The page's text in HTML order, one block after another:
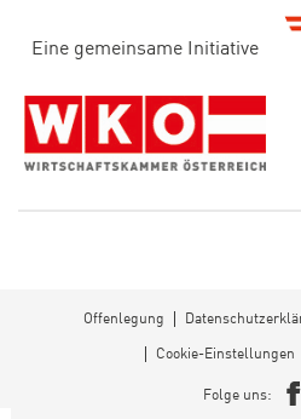
Eine gemeinsame Initiative
Offenlegung
Cookie-Einstellungen
Folge uns: